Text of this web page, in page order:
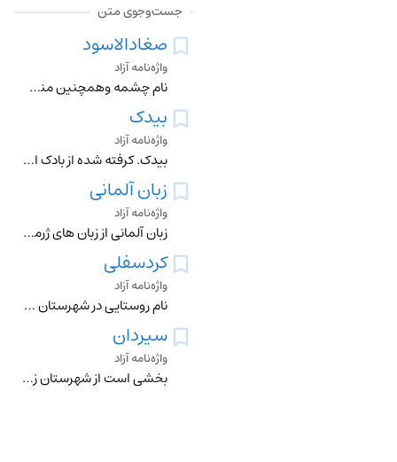
جست‌وجوی متن
صغادالاسود
واژه‌نامه آزاد
نام چشمه وهمچنین منطقه زراعی وسیعی در شهرستان اقلید فارس است.وشامل صغادالاسود سفلی وعلیا است.مردم اقلید به آن چغرسیاه به ضم اول و دوم میگویند. صغادالاسود یا چُغ
بیدک
واژه‌نامه آزاد
بیدک. کرفته شده از بادک است چون دهانه کوهی که مابین دو تا از روستاهای بیدک به نامهای تلخ آب سفلی بیدک و سرتنگ بیدک واقع شده باد خنکی از آن میوزید به بادک نامگذا
زبان آلمانی
واژه‌نامه آزاد
زبان آلمانی از زبان های ژرمنی و، در نتیجه، هندواروپایی است. تاریخ زبان آلمانی را می توان به سه دورۀ آلمانی کهن، آلمانی میانه و آلمانی امروزی تقسیم بندی کرد. نکت
کردسفلی
واژه‌نامه آزاد
نام روستایی در شهرستان تیران و کرون و استان اصفهان در 100 کیلومتری غرب اصفهان چند روایت از دلایل نام گذاری این روستا به *کردسفلی *حکایت دارد 1-مکان قبلی این ر
سیردان
واژه‌نامه آزاد
بخشی است از شهرستان زنجان که در قسمت شمال و شمال شرقی شهرستان زنجان قرار دارد قصبه مرکزی شهرستان نیز سیردان ( طارم زنجان) نام دارد.این قصبه در 30 کیلومتری جنوب